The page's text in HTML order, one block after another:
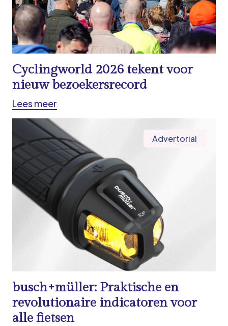
Cyclingworld 2026 tekent voor
nieuw bezoekersrecord
Lees meer
Advertorial
busch+müller: Praktische en
revolutionaire indicatoren voor
alle fietsen